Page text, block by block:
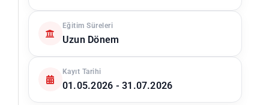
Eğitim Süreleri
Uzun Dönem
Kayıt Tarihi
01.05.2026 - 31.07.2026